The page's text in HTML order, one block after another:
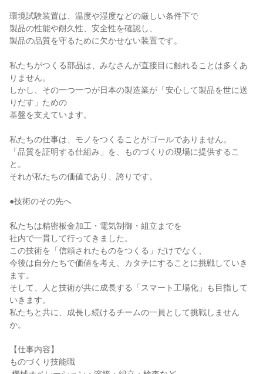
環境試験装置は、温度や湿度などの厳しい条件下で
製品の性能や耐久性、安全性を確認し、
製品の品質を守るために欠かせない装置です。
私たちがつくる部品は、みなさんが直接目に触れることは多くあ
りません。
しかし、その一つ一つが日本の製造業が「安心して製品を世に送
りだす」ための
基盤を支えています。
私たちの仕事は、モノをつくることがゴールでありません。
「品質を証明する仕組み」を、ものづくりの現場に提供するこ
と。
それが私たちの価値であり、誇りです。
●技術のその先へ
私たちは精密板金加工・電気制御・組立までを
社内で一貫して行ってきました。
この技術を「信頼されたものをつくる」だけでなく、
今後は自分たちで価値を考え、カタチにすることに挑戦していき
ます。
そして、人と技術が共に成長する「スマート工場化」も目指して
いきます。
私たちと共に、成長し続けるチームの一員として挑戦しません
か。
【仕事内容】
ものづくり技能職